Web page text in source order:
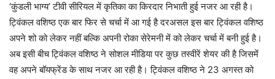
‘कुंडली भाग्य’ टीवी सीरियल में कृतिका का किरदार निभाती हुई नजर आ रही है।
ट्विंकल वशिष्ठ एक बार फिर से चर्चा में आ गई है दरअसल इस बार ट्विंकल वशिष्ठ
अपने शो को लेकर नहीं बल्कि अपनी रोका सेरेमनी में को लेकर चर्चा में बनी हुई है।
अब इसी बीच ट्विंकल वशिष्ठ ने सोशल मीडिया पर कुछ तस्वीरें शेयर की है जिसमें
वह अपने बॉयफ्रेंड के साथ नजर आ रही है। ट्विंकल वशिष्ठ ने 23 अगस्त को